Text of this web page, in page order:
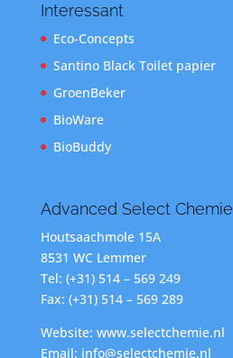
Interessant
Eco-Concepts
Santino Black Toilet papier
GroenBeker
BioWare
BioBuddy
Advanced Select Chemie
Houtsaachmole 15A
8531 WC Lemmer
Tel: (+31) 514 – 569 249
Fax: (+31) 514 – 569 289
Website: www.selectchemie.nl
Email: info@selectchemie.nl